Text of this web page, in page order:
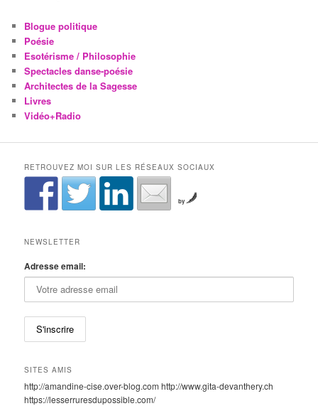
Blogue politique
Poésie
Esotérisme / Philosophie
Spectacles danse-poésie
Architectes de la Sagesse
Livres
Vidéo+Radio
RETROUVEZ MOI SUR LES RÉSEAUX SOCIAUX
by
NEWSLETTER
Adresse email:
SITES AMIS
http://amandine-cise.over-blog.com http://www.gita-devanthery.ch
https://lesserruresdupossible.com/